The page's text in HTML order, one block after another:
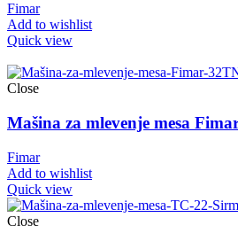
Fimar
Add to wishlist
Quick view
Close
Mašina za mlevenje mesa
Fimar
Add to wishlist
Quick view
Close